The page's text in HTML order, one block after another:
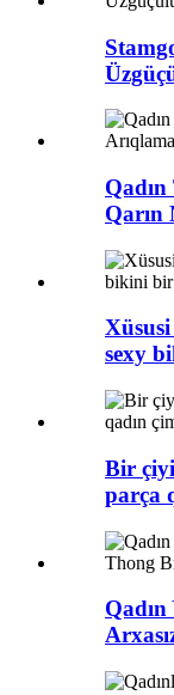
Qarın
sexy
Bir
parça